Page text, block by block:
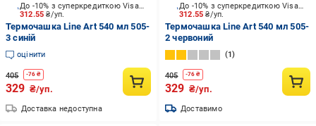
312.55₴/уп.
До -10% з суперкредиткою Visa Вигода
Термочашка Line Art 540 мл 505-
3 синій
оцінити
405 -76 ₴
329 ₴/уп.
Доставка недоступна
312.55₴/уп.
До -10% з суперкредиткою Visa Вигода
Термочашка Line Art 540 мл 505-
2 червоний
1
405 -76 ₴
329 ₴/уп.
Доставимо